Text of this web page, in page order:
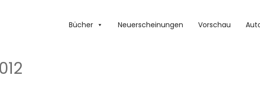
Bücher Neuerscheinungen Vorschau